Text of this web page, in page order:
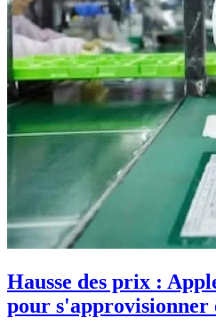
Hausse des prix :
pour s'approvisionner